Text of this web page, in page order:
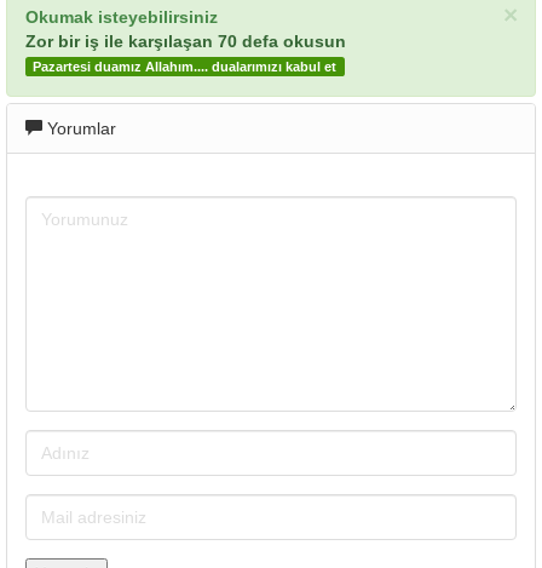
×
Okumak isteyebilirsiniz
Zor bir iş ile karşılaşan 70 defa okusun
Pazartesi duamız Allahım.... dualarımızı kabul et
Yorumlar